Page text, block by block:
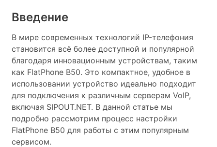
Введение
В мире современных технологий IP-телефония
становится всё более доступной и популярной
благодаря инновационным устройствам, таким
как FlatPhone B50. Это компактное, удобное в
использовании устройство идеально подходит
для подключения к различным серверам VoIP,
включая SIPOUT.NET. В данной статье мы
подробно рассмотрим процесс настройки
FlatPhone B50 для работы с этим популярным
сервисом.